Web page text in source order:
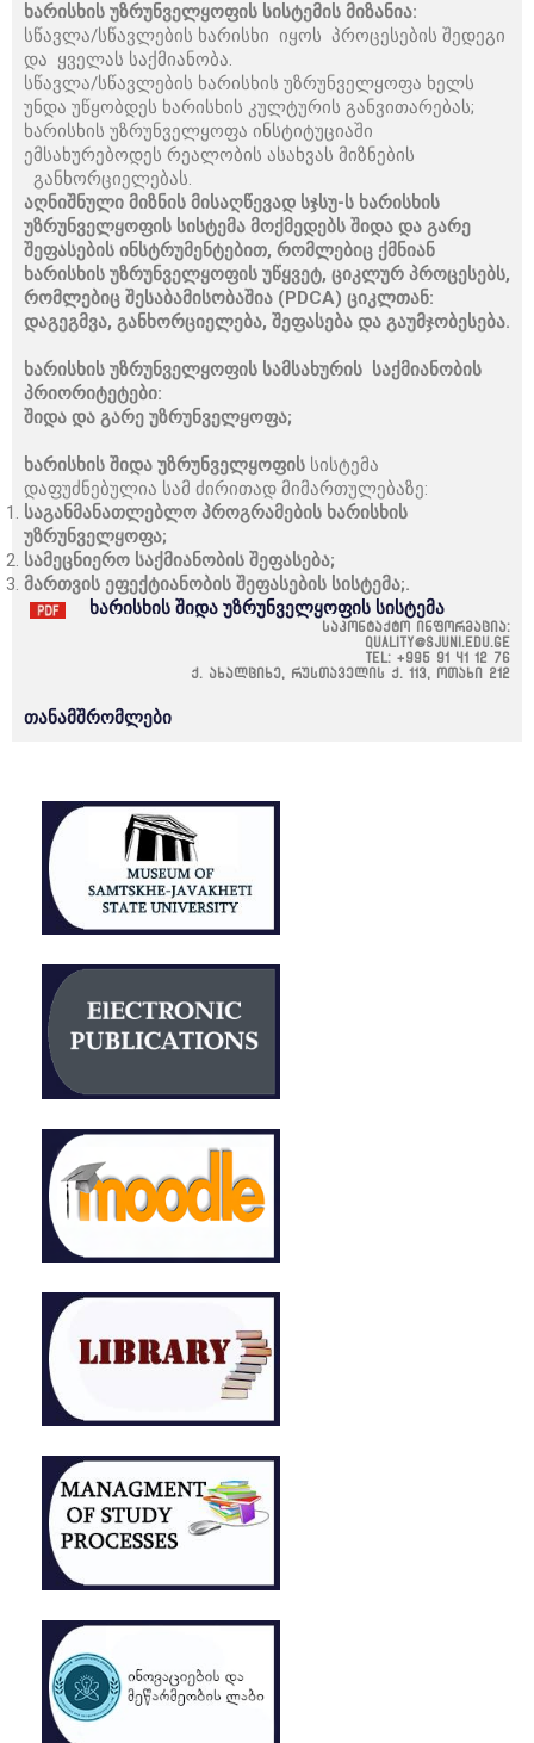
ხარისხის უზრუნველყოფის სისტემის მიზანია:
სწავლა/სწავლების ხარისხი იყოს პროცესების შედეგი
და ყველას საქმიანობა.
სწავლა/სწავლების ხარისხის უზრუნველყოფა ხელს
უნდა უწყობდეს ხარისხის კულტურის განვითარებას;
ხარისხის უზრუნველყოფა ინსტიტუციაში
ემსახურებოდეს რეალობის ასახვას მიზნების
განხორციელებას.
აღნიშნული მიზნის მისაღწევად სჯსუ-ს ხარისხის
უზრუნველყოფის სისტემა მოქმედებს შიდა და გარე
შეფასების ინსტრუმენტებით, რომლებიც ქმნიან
ხარისხის უზრუნველყოფის უწყვეტ, ციკლურ პროცესებს,
რომლებიც შესაბამისობაშია (PDCA) ციკლთან:
დაგეგმვა, განხორციელება, შეფასება და გაუმჯობესება.
ხარისხის უზრუნველყოფის სამსახურის საქმიანობის
პრიორიტეტები:
შიდა და გარე უზრუნველყოფა;
ხარისხის შიდა უზრუნველყოფის სისტემა
დაფუძნებულია სამ ძირითად მიმართულებაზე:
საგანმანათლებლო პროგრამების ხარისხის
უზრუნველყოფა;
სამეცნიერო საქმიანობის შეფასება;
მართვის ეფექტიანობის შეფასების სისტემა;.
ხარისხის შიდა უზრუნველყოფის სისტემა
საკონტაქტო ინფორმაცია:
quality@sjuni.edu.ge
Tel: +995 91 41 12 76
ქ. ახალციხე, რუსთაველის ქ. 113, ოთახი 212
თანამშრომლები